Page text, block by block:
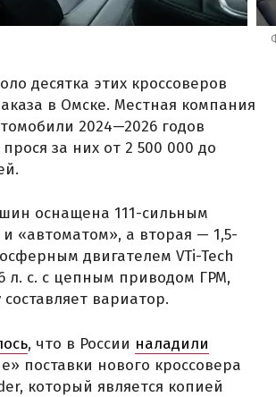
десятка этих кроссоверов
в Омске. Местная компания
2024—2026 годов
за них от 2 500 000 до
оснащена 111-сильным
«автоматом», а вторая — 1,5-
двигателем VTi-Tech
л. с. с цепным приводом ГРМ,
вариатор.
, что в России наладили
поставки нового кроссовера
который является копией